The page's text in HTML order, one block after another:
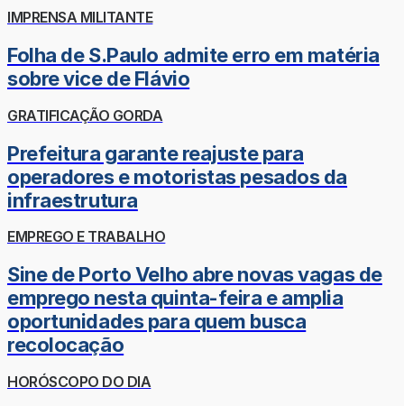
IMPRENSA MILITANTE
Folha de S.Paulo admite erro em matéria
sobre vice de Flávio
GRATIFICAÇÃO GORDA
Prefeitura garante reajuste para
operadores e motoristas pesados da
infraestrutura
EMPREGO E TRABALHO
Sine de Porto Velho abre novas vagas de
emprego nesta quinta-feira e amplia
oportunidades para quem busca
recolocação
HORÓSCOPO DO DIA